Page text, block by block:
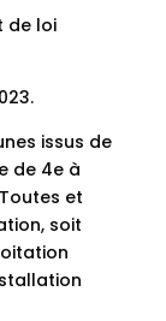
de loi
issus de
de 4e à
et
soit